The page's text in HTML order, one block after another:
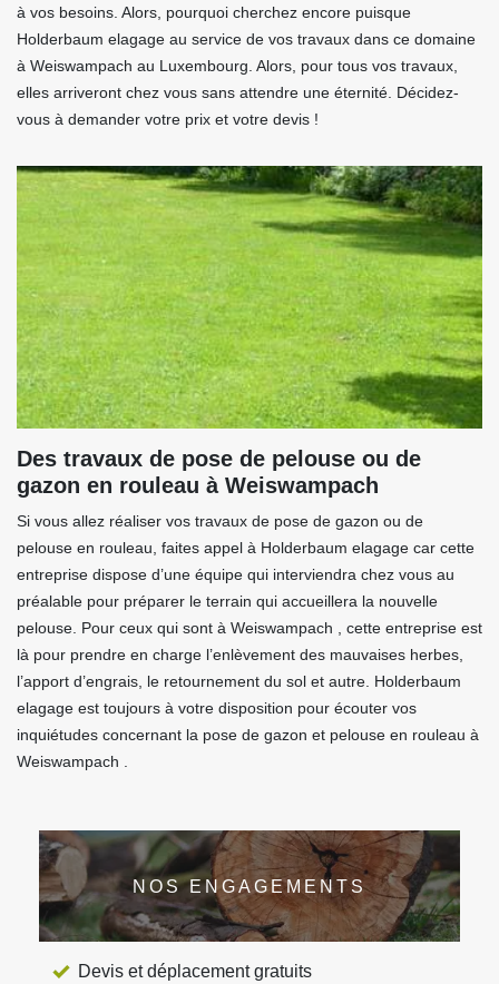
à vos besoins. Alors, pourquoi cherchez encore puisque
Holderbaum elagage au service de vos travaux dans ce domaine
à Weiswampach au Luxembourg. Alors, pour tous vos travaux,
elles arriveront chez vous sans attendre une éternité. Décidez-
vous à demander votre prix et votre devis !
Des travaux de pose de pelouse ou de
gazon en rouleau à Weiswampach
Si vous allez réaliser vos travaux de pose de gazon ou de
pelouse en rouleau, faites appel à Holderbaum elagage car cette
entreprise dispose d’une équipe qui interviendra chez vous au
préalable pour préparer le terrain qui accueillera la nouvelle
pelouse. Pour ceux qui sont à Weiswampach , cette entreprise est
là pour prendre en charge l’enlèvement des mauvaises herbes,
l’apport d’engrais, le retournement du sol et autre. Holderbaum
elagage est toujours à votre disposition pour écouter vos
inquiétudes concernant la pose de gazon et pelouse en rouleau à
Weiswampach .
NOS ENGAGEMENTS
Devis et déplacement gratuits